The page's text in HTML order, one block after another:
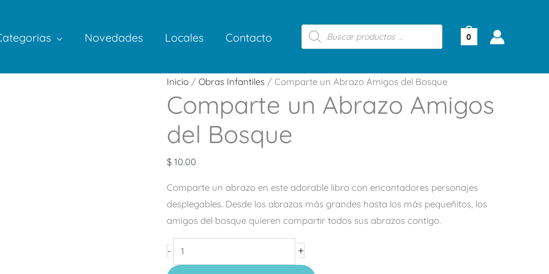
Novedades Locales Contacto
Búsqueda
de
productos
0
Inicio / Obras Infantiles / Comparte un Abrazo Amigos del Bosque
Comparte un Abrazo Amigos
del Bosque
$ 10.00
Comparte un abrazo en este adorable libro con encantadores personajes
desplegables. Desde los abrazos más grandes hasta los más pequeñitos, los
amigos del bosque quieren compartir todos sus abrazos contigo.
-
Comparte
un
Abrazo
Amigos
del
Bosque
+